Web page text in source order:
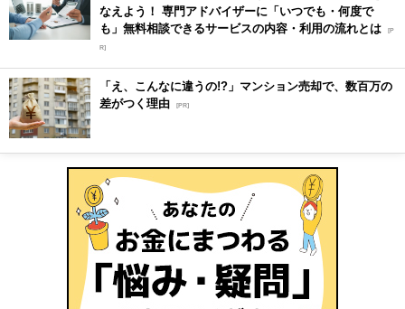
なえよう！ 専門アドバイザーに「いつでも・何度で
も」無料相談できるサービスの内容・利用の流れとは [P
R]
「え、こんなに違うの!?」マンション売却で、数百万の
差がつく理由 [PR]